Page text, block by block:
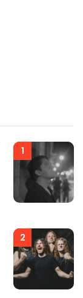
1
2